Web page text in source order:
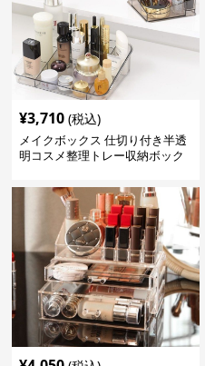
¥3,710 (税込)
メイクボックス 仕切り付き半透
明コスメ整理トレー収納ボック